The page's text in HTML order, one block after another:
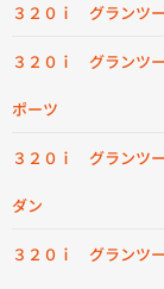
３２０ｉ グランツ
３２０ｉ グランツ
ポーツ
３２０ｉ グランツ
ダン
３２０ｉ グランツ